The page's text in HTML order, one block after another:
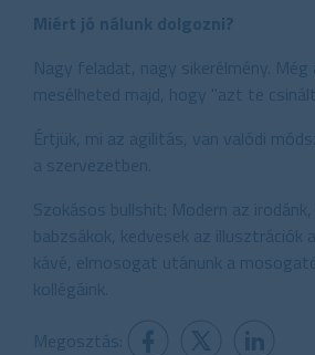
Miért jó nálunk dolgozni?
Nagy feladat, nagy sikerélmény. Még
mesélheted majd, hogy "azt te
Értjük, mi az agilitás, van valódi
a szervezetben.
Szokásos bullshit: Modern az
babzsákok, kedvesek az illusztrációk
kávé, elmosogat utánunk a
kollégáink.
Megosztás: